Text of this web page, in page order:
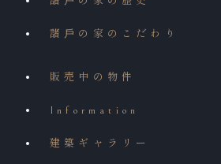
諸⼾の家のこだわり
販売中の物件
Information
建築ギャラリー